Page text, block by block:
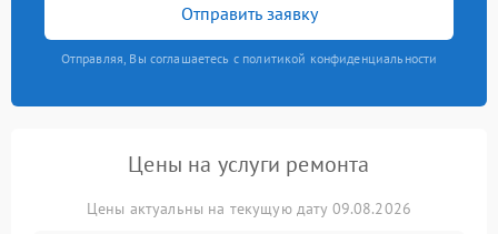
Отправить заявку
Отправляя, Вы соглашаетесь с политикой конфиденциальности
Цены на услуги ремонта
Цены актуальны на текущую дату 09.08.2026